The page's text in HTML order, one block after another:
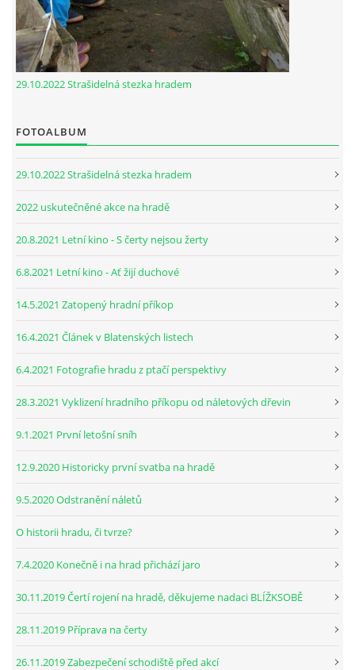
29.10.2022 Strašidelná stezka hradem
FOTOALBUM
29.10.2022 Strašidelná stezka hradem
2022 uskutečněné akce na hradě
20.8.2021 Letní kino - S čerty nejsou žerty
6.8.2021 Letní kino - Ať žijí duchové
14.5.2021 Zatopený hradní příkop
16.4.2021 Článek v Blatenských listech
6.4.2021 Fotografie hradu z ptačí perspektivy
28.3.2021 Vyklizení hradního příkopu od náletových dřevin
9.1.2021 První letošní sníh
12.9.2020 Historicky první svatba na hradě
9.5.2020 Odstranění náletů
O historii hradu, či tvrze?
7.4.2020 Konečně i na hrad přichází jaro
30.11.2019 Čertí rojení na hradě, děkujeme nadaci BLÍŽKSOBĚ
28.11.2019 Příprava na čerty
26.11.2019 Zabezpečení schodiště před akcí